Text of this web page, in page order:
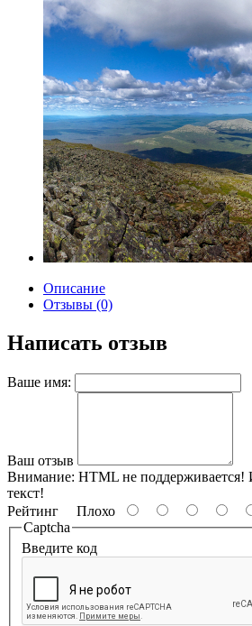
Описание
Отзывы (0)
Написать отзыв
Ваше имя:
Ваш отзыв
Внимание: HTML не поддерживается!
текст!
Рейтинг Плохо
Captcha
Введите код